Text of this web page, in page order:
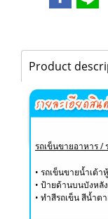
Product
รถเข็นขายอาหาร /
• รถเข็นขายน้ำเต้
• ป้ายด้านบนบังหลั
​• ทำสีรถเข็น สีน้ำต